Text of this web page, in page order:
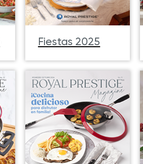
Fiestas 2025